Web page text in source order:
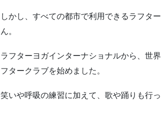
しかし、すべての都市で利用できるラフタ
ん。
ラフターヨガインターナショナルから、世
フタークラブを始めました。
笑いや呼吸の練習に加えて、歌や踊りも行っ